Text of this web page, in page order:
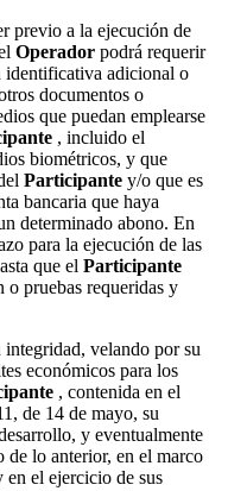
previo a la ejecución de
Operadorpodrá requerir
adicional o
documentos o
que puedan emplearse
, incluido el
biométricos, y que
Participantey/o que es
bancaria que haya
determinado abono. En
para la ejecución de las
que el Participante
pruebas requeridas y
integridad, velando por su
económicos para los
, contenida en el
de 14 de mayo, su
y eventualmente
lo anterior, en el marco
en el ejercicio de sus